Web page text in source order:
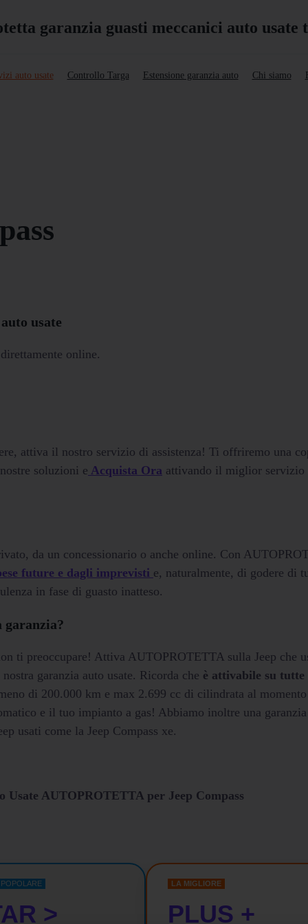
auto usate Controllo Targa Estensione garanzia auto Chi siamo
usate
online.
attiva il nostro servizio di assistenza! Ti offriremo una
soluzioni e Acquista Ora attivando il miglior servizio
da un concessionario o anche online. Con
future e dagli imprevisti e, naturalmente, di godere di
in fase di guasto inatteso.
garanzia?
ti preoccupare! Attiva AUTOPROTETTA sulla Jeep che
garanzia auto usate. Ricorda che è attivabile su tutte
di 200.000 km e max 2.699 cc di cilindrata al momento
e il tuo impianto a gas! Abbiamo inoltre una
usati come la Jeep Compass xe.
AUTOPROTETTA per Jeep Compass
>
LA MIGLIORE
PLUS +